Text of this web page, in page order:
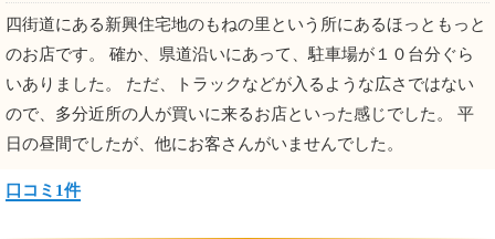
四街道にある新興住宅地のもねの里という所にあるほっともっと
のお店です。 確か、県道沿いにあって、駐車場が１０台分ぐら
いありました。 ただ、トラックなどが入るような広さではない
ので、多分近所の人が買いに来るお店といった感じでした。 平
日の昼間でしたが、他にお客さんがいませんでした。
口コミ1件